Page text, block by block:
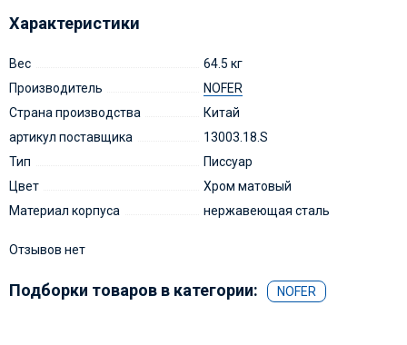
Характеристики
Вес
64.5 кг
Производитель
NOFER
Страна производства
Китай
артикул поставщика
13003.18.S
Тип
Писсуар
Цвет
Хром матовый
Материал корпуса
нержавеющая сталь
Отзывов нет
Подборки товаров в категории: NOFER